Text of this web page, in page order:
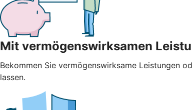
Mit vermögenswirksamen
Bekommen Sie vermögenswirksame Leistungen
lassen.